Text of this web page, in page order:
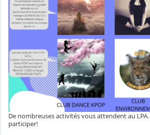
De nombreuses activités vous attendent au
participer!